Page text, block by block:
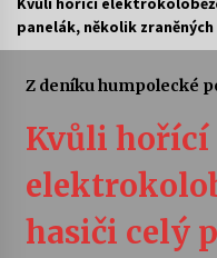
Letní
4. 8.
Vernisáž
panelák, několik zraněných
Z deníku humpolecké
Kvůli hořící
hasiči celý